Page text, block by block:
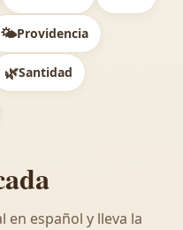
🌤️Providencia
🌿Santidad
en español y lleva la